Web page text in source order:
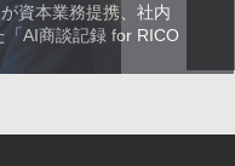
資本業務提携、社内
AI商談記録 for RICO